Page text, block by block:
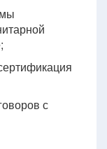
с